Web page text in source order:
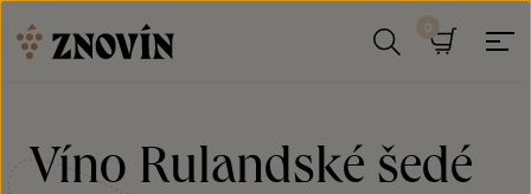
Víno Rulandské šedé